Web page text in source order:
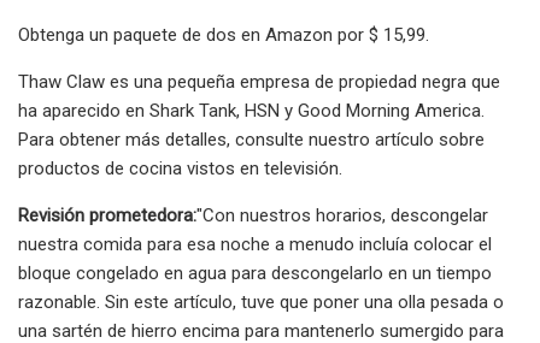
Obtenga un paquete de dos en Amazon por $ 15,99.
Thaw Claw es una pequeña empresa de propiedad negra que
ha aparecido en Shark Tank, HSN y Good Morning America.
Para obtener más detalles, consulte nuestro artículo sobre
productos de cocina vistos en televisión.
Revisión prometedora:"Con nuestros horarios, descongelar
nuestra comida para esa noche a menudo incluía colocar el
bloque congelado en agua para descongelarlo en un tiempo
razonable. Sin este artículo, tuve que poner una olla pesada o
una sartén de hierro encima para mantenerlo sumergido para